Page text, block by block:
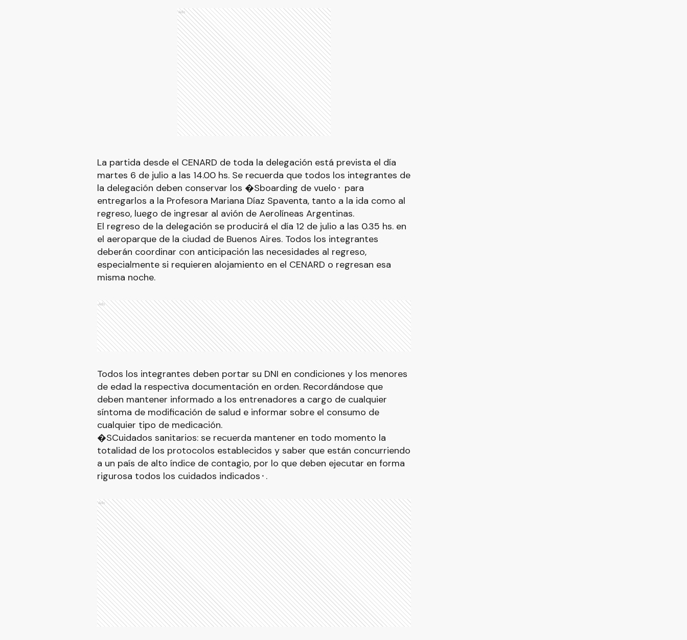
Ads
La partida desde el CENARD de toda la delegación está prevista el día
martes 6 de julio a las 14.00 hs. Se recuerda que todos los integrantes de
la delegación deben conservar los �Sboarding de vuelo⬝ para
entregarlos a la Profesora Mariana Díaz Spaventa, tanto a la ida como al
regreso, luego de ingresar al avión de Aerolíneas Argentinas.
El regreso de la delegación se producirá el día 12 de julio a las 0.35 hs. en
el aeroparque de la ciudad de Buenos Aires. Todos los integrantes
deberán coordinar con anticipación las necesidades al regreso,
especialmente si requieren alojamiento en el CENARD o regresan esa
misma noche.
Ads
Todos los integrantes deben portar su DNI en condiciones y los menores
de edad la respectiva documentación en orden. Recordándose que
deben mantener informado a los entrenadores a cargo de cualquier
síntoma de modificación de salud e informar sobre el consumo de
cualquier tipo de medicación.
�SCuidados sanitarios: se recuerda mantener en todo momento la
totalidad de los protocolos establecidos y saber que están concurriendo
a un país de alto índice de contagio, por lo que deben ejecutar en forma
rigurosa todos los cuidados indicados⬝.
Ads